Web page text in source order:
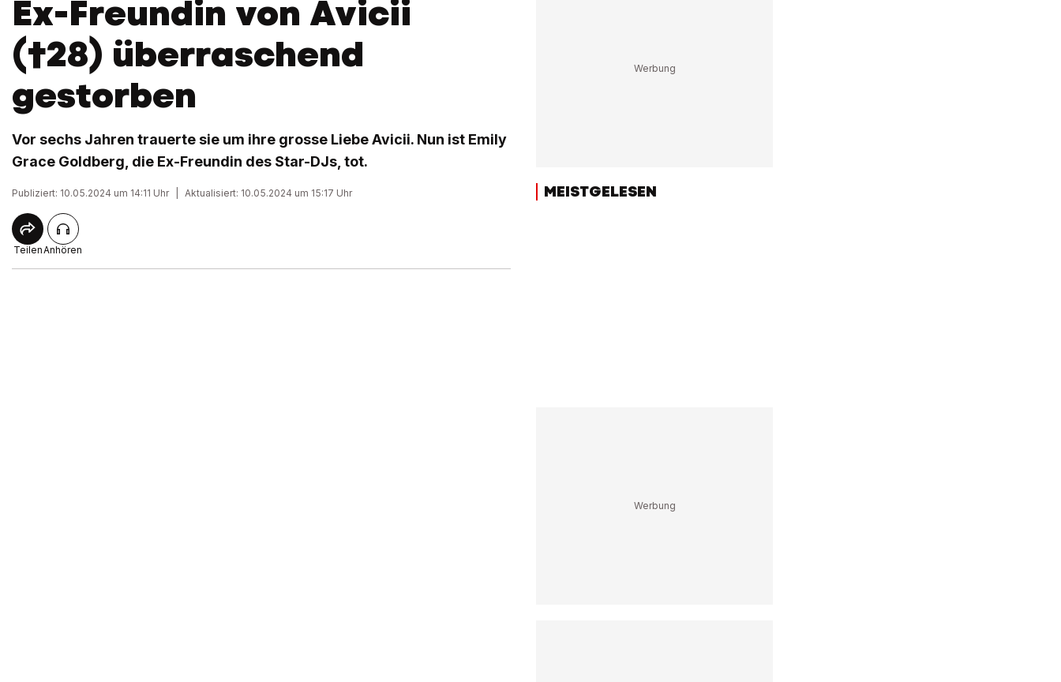
Ex-Freundin von Avicii
(†28) überraschend
gestorben
Vor sechs Jahren trauerte sie um ihre grosse Liebe Avicii. Nun ist Emily
Grace Goldberg, die Ex-Freundin des Star-DJs, tot.
Publiziert: 10.05.2024 um 14:11 Uhr Aktualisiert: 10.05.2024 um 15:17 Uhr
TeilenAnhören
MEISTGELESEN